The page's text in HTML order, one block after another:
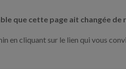
que cette page ait changée de
en cliquant sur le lien qui vous